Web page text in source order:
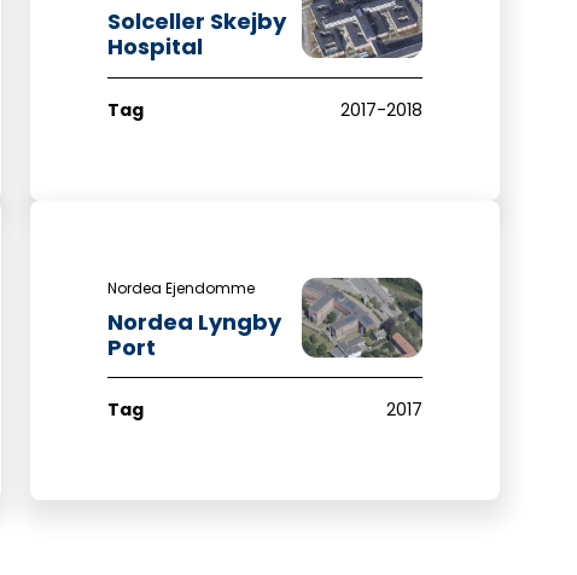
Solceller Skejby
Hospital
Tag 2017-2018
Nordea Ejendomme
Nordea Lyngby
Port
Tag 2017